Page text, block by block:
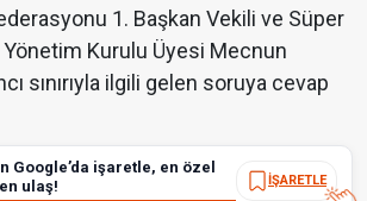
1. Başkan Vekili ve Süper
Kurulu Üyesi Mecnun
sınırıyla ilgili gelen soruya cevap
Google’da işaretle, en özel
ulaş!
İŞARETLE